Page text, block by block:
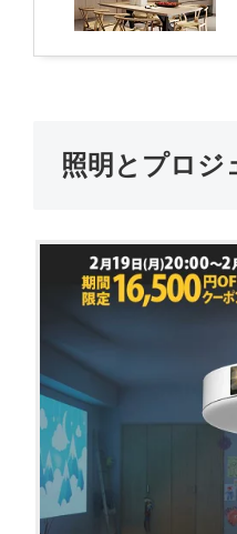
照明とプロジ